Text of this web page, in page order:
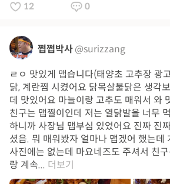
12 0
쩝쩝박사@surizzang
ㄹㅇ 맛있게 맵습니다(태양초 고추장 광
닭, 계란찜 시켰어요 닭목살불닭은 생각
데 맛있어요 마늘이랑 고추도 매워서 와
친구는 맵찔이인데 저는 열닭발을 너무
하니까 사장님 맵부심 있었어요 진짜 진
셨음. 뭐 매워봤자 얼마나 맵겠어 했는데
사진에는 없는데 마요네즈도 주셔서 친
랑 계속... 더보기